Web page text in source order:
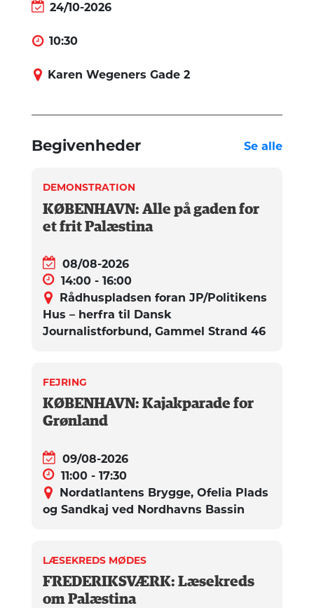
24/10-2026
10:30
Karen Wegeners Gade 2
Begivenheder Se alle
DEMONSTRATION
KØBENHAVN: Alle på gaden for
et frit Palæstina
08/08-2026
14:00 - 16:00
Rådhuspladsen foran JP/Politikens
Hus – herfra til Dansk
Journalistforbund, Gammel Strand 46
FEJRING
KØBENHAVN: Kajakparade for
Grønland
09/08-2026
11:00 - 17:30
Nordatlantens Brygge, Ofelia Plads
og Sandkaj ved Nordhavns Bassin
LÆSEKREDS MØDES
FREDERIKSVÆRK: Læsekreds
om Palæstina